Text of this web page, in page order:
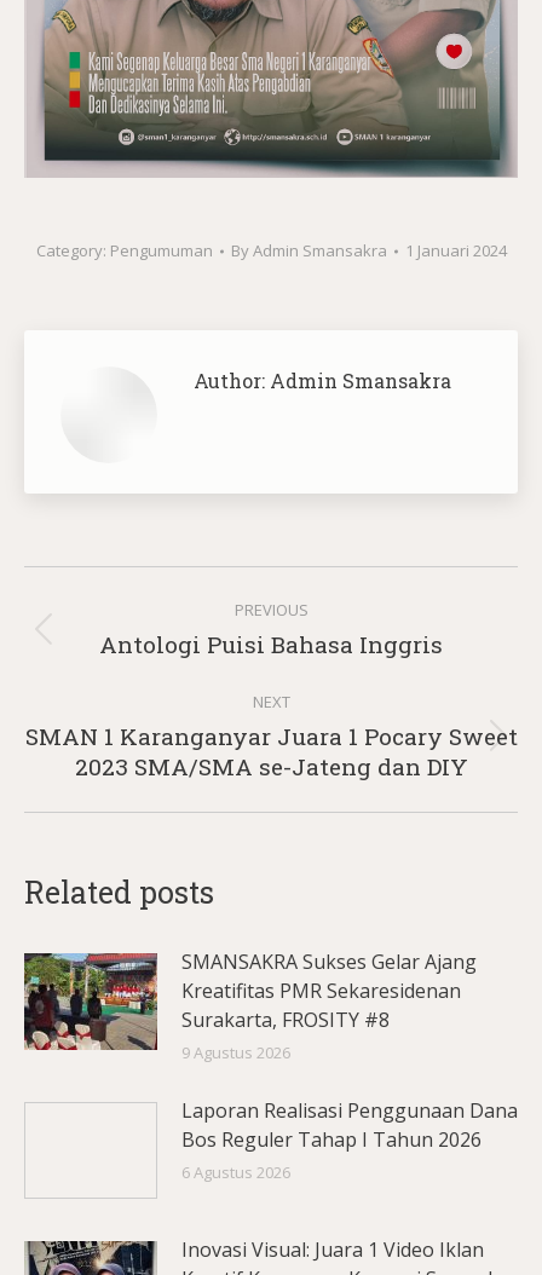
Category: Pengumuman ByAdmin Smansakra 1 Januari 2024
Author: Admin Smansakra
navigation
PREVIOUS
Previous
Antologi Puisi Bahasa Inggris
NEXT
Next
post:
SMAN 1 Karanganyar Juara 1 Pocary Sweet
2023 SMA/SMA se-Jateng dan DIY
Related posts
SMANSAKRA Sukses Gelar Ajang
Kreatifitas PMR Sekaresidenan
Surakarta, FROSITY #8
9 Agustus 2026
Laporan Realisasi Penggunaan Dana
Bos Reguler Tahap I Tahun 2026
6 Agustus 2026
Inovasi Visual: Juara 1 Video Iklan